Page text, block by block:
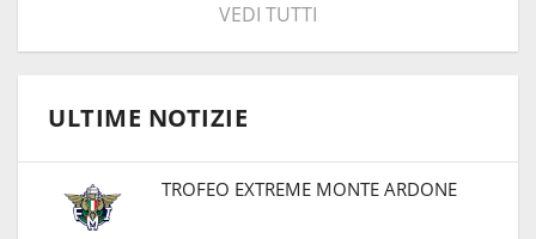
VEDI TUTTI
ULTIME NOTIZIE
TROFEO EXTREME MONTE ARDONE